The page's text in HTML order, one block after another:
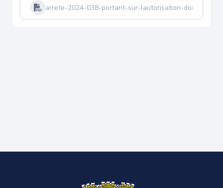
arrete-2024-038-portant-sur-lautorisation-